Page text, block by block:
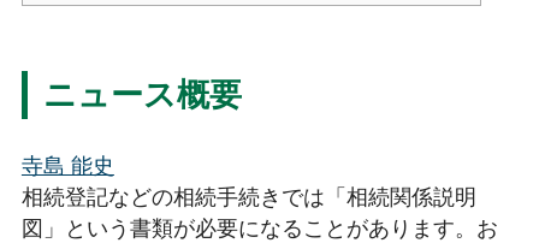
ニュース概要
寺島 能史
相続登記などの相続手続きでは「相続関係説明
図」という書類が必要になることがあります。お